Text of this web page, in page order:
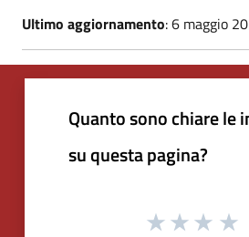
Ultimo aggiornamento: 6 maggio
Quanto sono chiare le
su questa pagina?